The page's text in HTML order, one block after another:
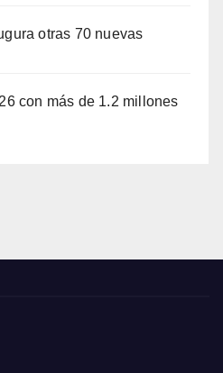
otras 70 nuevas
con más de 1.2 millones